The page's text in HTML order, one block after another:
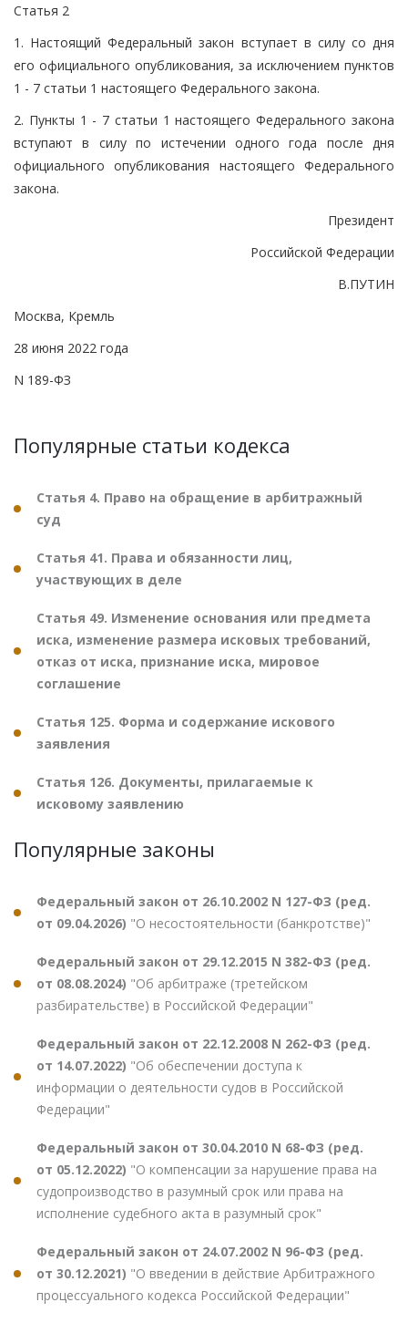
Статья 2
1. Настоящий Федеральный закон вступает в силу со дня
его официального опубликования, за исключением пунктов
1 - 7 статьи 1 настоящего Федерального закона.
2. Пункты 1 - 7 статьи 1 настоящего Федерального закона
вступают в силу по истечении одного года после дня
официального опубликования настоящего Федерального
закона.
Президент
Российской Федерации
В.ПУТИН
Москва, Кремль
28 июня 2022 года
N 189-ФЗ
Популярные статьи кодекса
Статья 4. Право на обращение в арбитражный
суд
Статья 41. Права и обязанности лиц,
участвующих в деле
Статья 49. Изменение основания или предмета
иска, изменение размера исковых требований,
отказ от иска, признание иска, мировое
соглашение
Статья 125. Форма и содержание искового
заявления
Статья 126. Документы, прилагаемые к
исковому заявлению
Популярные законы
Федеральный закон от 26.10.2002 N 127-ФЗ (ред.
от 09.04.2026) "О несостоятельности (банкротстве)"
Федеральный закон от 29.12.2015 N 382-ФЗ (ред.
от 08.08.2024) "Об арбитраже (третейском
разбирательстве) в Российской Федерации"
Федеральный закон от 22.12.2008 N 262-ФЗ (ред.
от 14.07.2022) "Об обеспечении доступа к
информации о деятельности судов в Российской
Федерации"
Федеральный закон от 30.04.2010 N 68-ФЗ (ред.
от 05.12.2022) "О компенсации за нарушение права на
судопроизводство в разумный срок или права на
исполнение судебного акта в разумный срок"
Федеральный закон от 24.07.2002 N 96-ФЗ (ред.
от 30.12.2021) "О введении в действие Арбитражного
процессуального кодекса Российской Федерации"